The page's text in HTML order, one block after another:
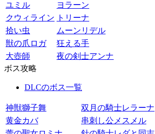
ユミル
ヨラーン
クウィライン
トリーナ
拾い虫
ムーンリデル
獣の爪ロガ
狂える手
大壺師
夜の剣士アンナ
ボス攻略
DLCのボス一覧
神獣獅子舞
双月の騎士レラーナ
黄金カバ
串刺し公メスメル